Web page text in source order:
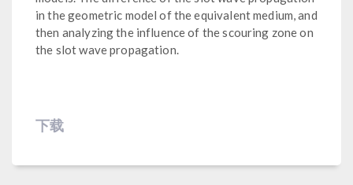
in the geometric model of the equivalent medium, and
then analyzing the influence of the scouring zone on
the slot wave propagation.
下载